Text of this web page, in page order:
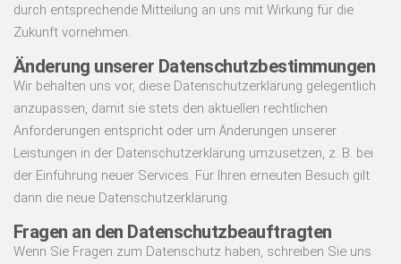
durch entsprechende Mitteilung an uns mit Wirkung für die
Zukunft vornehmen.
Änderung unserer Datenschutzbestimmungen
Wir behalten uns vor, diese Datenschutzerklärung gelegentlich
anzupassen, damit sie stets den aktuellen rechtlichen
Anforderungen entspricht oder um Änderungen unserer
Leistungen in der Datenschutzerklärung umzusetzen, z. B. bei
der Einführung neuer Services. Für Ihren erneuten Besuch gilt
dann die neue Datenschutzerklärung.
Fragen an den Datenschutzbeauftragten
Wenn Sie Fragen zum Datenschutz haben, schreiben Sie uns